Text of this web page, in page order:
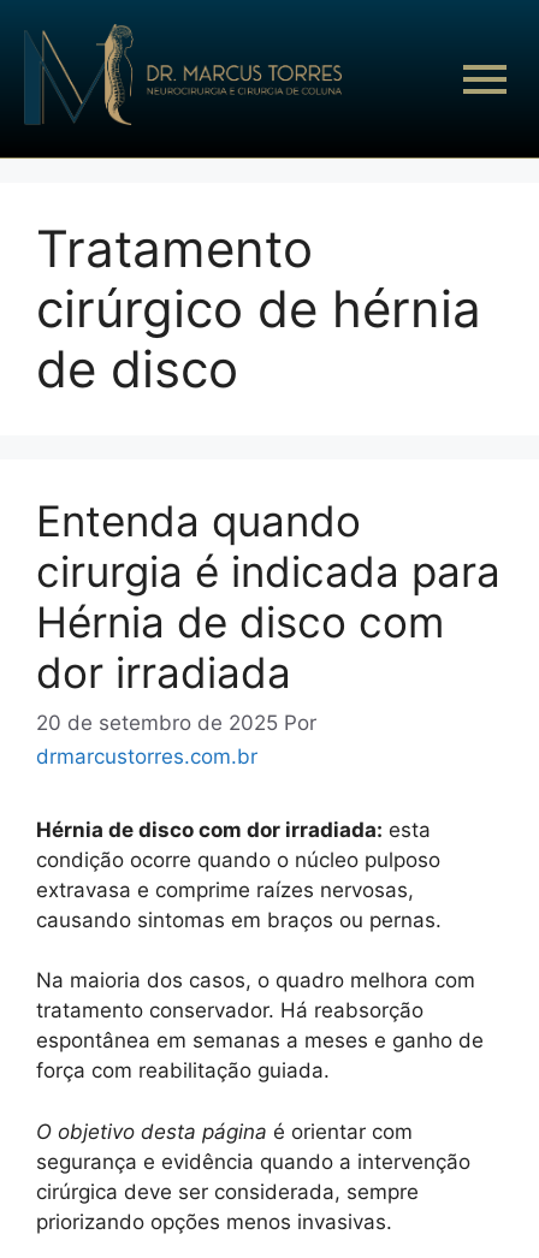
Tratamento
cirúrgico de hérnia
de disco
Entenda quando
cirurgia é indicada para
Hérnia de disco com
dor irradiada
20 de setembro de 2025 Por
drmarcustorres.com.br
Hérnia de disco com dor irradiada: esta
condição ocorre quando o núcleo pulposo
extravasa e comprime raízes nervosas,
causando sintomas em braços ou pernas.
Na maioria dos casos, o quadro melhora com
tratamento conservador. Há reabsorção
espontânea em semanas a meses e ganho de
força com reabilitação guiada.
O objetivo desta página é orientar com
segurança e evidência quando a intervenção
cirúrgica deve ser considerada, sempre
priorizando opções menos invasivas.